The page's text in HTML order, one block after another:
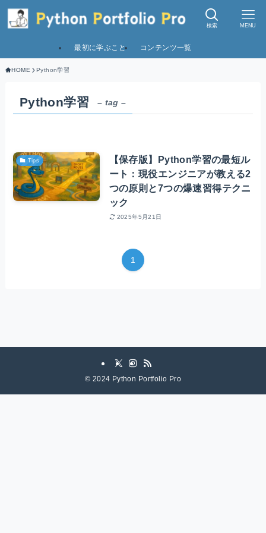
検索 MENU
最初に学ぶこと コンテンツ一覧
HOME Python学習
Python学習 – tag –
Tips
【保存版】Python学習の最短ル
ート：現役エンジニアが教える2
つの原則と7つの爆速習得テクニ
ック
2025年5月21日
1
© 2024 Python Portfolio Pro